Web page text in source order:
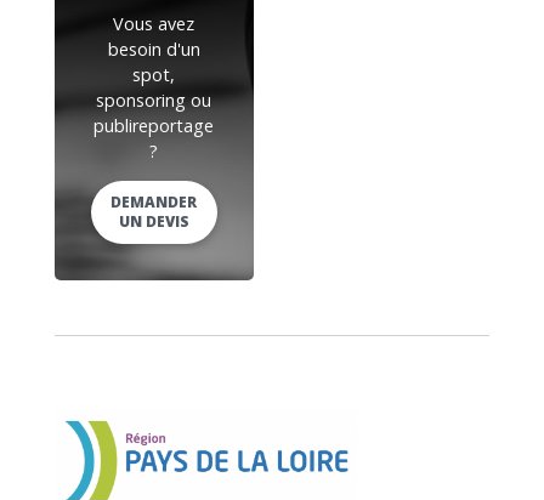
Vous avez
besoin d'un
spot,
sponsoring ou
publireportage
?
DEMANDER
UN DEVIS